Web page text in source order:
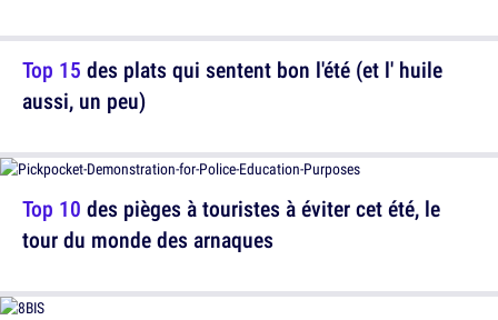
Top 10 des pièges à touristes à éviter cet été, le
tour du monde des arnaques
Top 15 des plats qui sentent bon l'été (et l' huile
aussi, un peu)